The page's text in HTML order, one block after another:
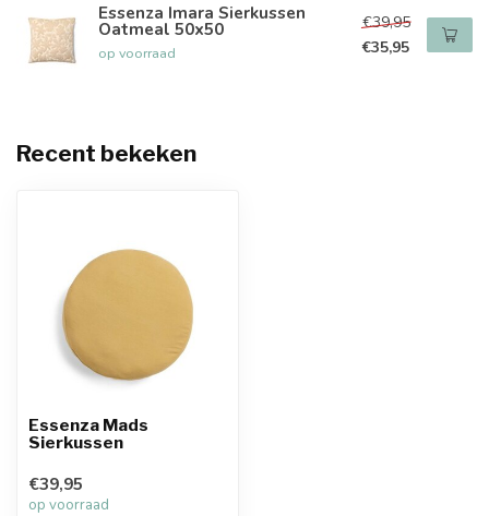
Essenza Imara Sierkussen
Oatmeal 50x50
op voorraad
€39,95
€35,95
Recent bekeken
Essenza Mads
Sierkussen
€39,95
op voorraad